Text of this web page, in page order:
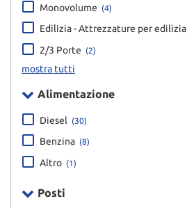
Monovolume (4)
Edilizia - Attrezzature per edilizia
2/3 Porte (2)
mostra tutti
Alimentazione
Diesel (30)
Benzina (8)
Altro (1)
Posti